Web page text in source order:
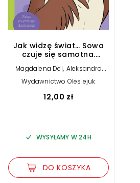
Jak widzę świat… Sowa
czuje się samotna.
Magdalena Dej, Aleksandra
Górska
Wydawnictwo Olesiejuk
12,00 zł
WYSYŁAMY W 24H
DO KOSZYKA